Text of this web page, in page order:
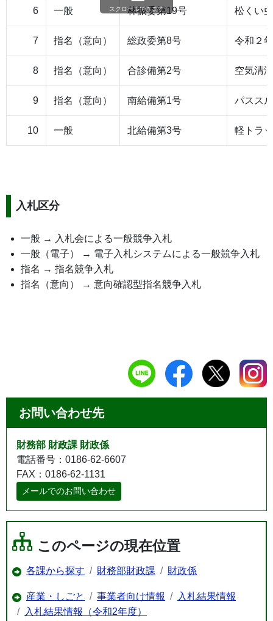
6 一般 林振委第19号 松くい
7 指名（意向） 総政委第8号 令和２
8 指名（意向） 合診備第2号 空気清
9 指名（意向） 南給備第1号 パスス
10 一般 北給備第3号 軽トラ
スクロールできます
入札区分
一般 → 入札会による一般競争入札
一般（電子） → 電子入札システムによる一般競争入札
指名 → 指名競争入札
指名（意向） → 意向確認型指名競争入札
お問い合わせ先
財務部 財政課 財政係
電話番号：0186-62-6607
FAX：0186-62-1131
メールでのお問い合わせ
このページの現在位置
各課から探す 財務部財政課 財政係
産業・しごと 事業者向け情報
入札結果情報
入札結果情報（令和2年度）